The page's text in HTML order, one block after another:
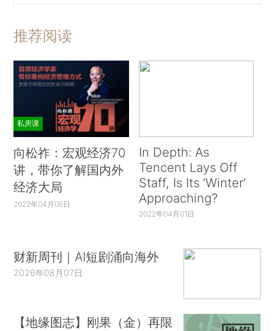
推荐阅读
私房课
向松祚：宏观经济70
讲，带你了解国内外
经济大局
2022年04月06日
In Depth: As
Tencent Lays Off
Staff, Is Its ‘Winter’
Approaching?
2022年04月01日
财新周刊｜AI短剧涌向海外
2026年08月07日
【地缘图志】刚果（金）再限